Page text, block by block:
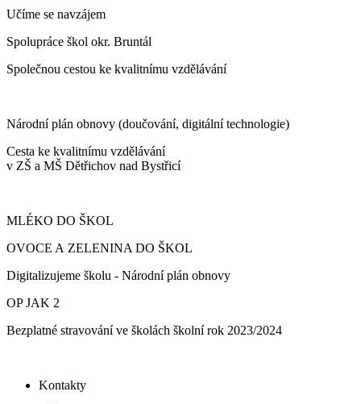
Učíme se navzájem
Spolupráce škol okr. Bruntál
Společnou cestou ke kvalitnímu vzdělávání
Národní plán obnovy (doučování, digitální technologie)
Cesta ke kvalitnímu vzdělávání
v ZŠ a MŠ Dětřichov nad Bystřicí
MLÉKO DO ŠKOL
OVOCE A ZELENINA DO ŠKOL
Digitalizujeme školu - Národní plán obnovy
OP JAK 2
Bezplatné stravování ve školách školní rok 2023/2024
Kontakty